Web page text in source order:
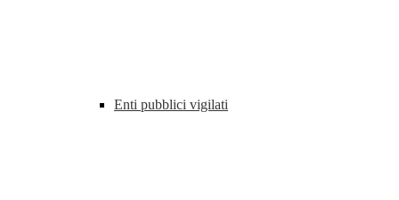
Enti pubblici vigilati